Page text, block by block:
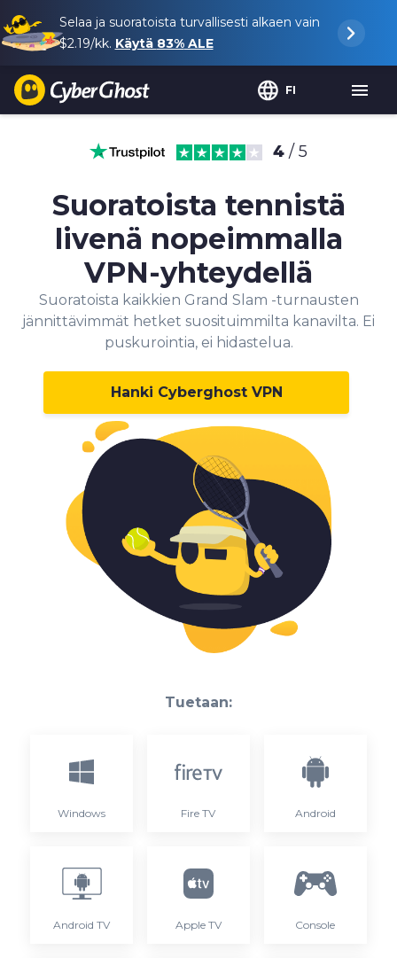
Selaa ja suoratoista turvallisesti alkaen vain
$2.19/kk. Käytä 83%ALE
FI
4 / 5
Suoratoista tennistä
livenä nopeimmalla
VPN-yhteydellä
Suoratoista kaikkien Grand Slam -turnausten
jännittävimmät hetket suosituimmilta kanavilta. Ei
puskurointia, ei hidastelua.
Hanki Cyberghost VPN
Tuetaan:
Windows Fire TV Android
Android TV Apple TV Console